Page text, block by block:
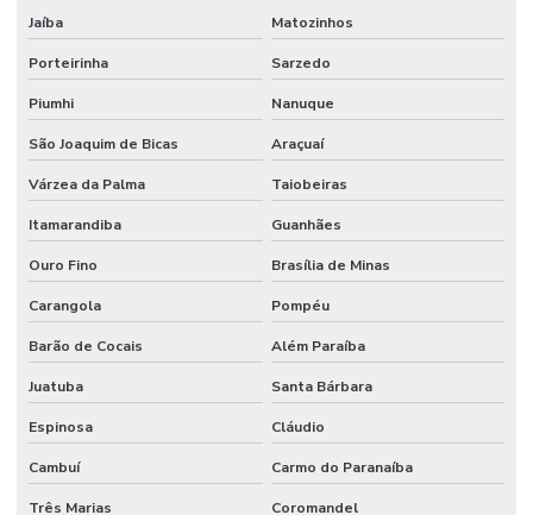
Jaíba Matozinhos
Porteirinha Sarzedo
Piumhi Nanuque
São Joaquim de Bicas Araçuaí
Várzea da Palma Taiobeiras
Itamarandiba Guanhães
Ouro Fino Brasília de Minas
Carangola Pompéu
Barão de Cocais Além Paraíba
Juatuba Santa Bárbara
Espinosa Cláudio
Cambuí Carmo do Paranaíba
Três Marias Coromandel